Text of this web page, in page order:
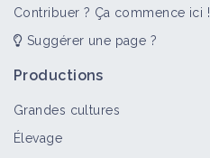
Adventices
Contribuer ? Ça commence ici !
Suggérer une page ?
Productions
Grandes cultures
Élevage